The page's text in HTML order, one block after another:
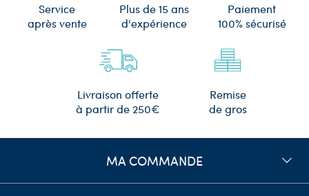
Service
après vente
Plus de 15 ans
d'expérience
Paiement
100% sécurisé
Livraison offerte
à partir de 250€
Remise
de gros
MA COMMANDE